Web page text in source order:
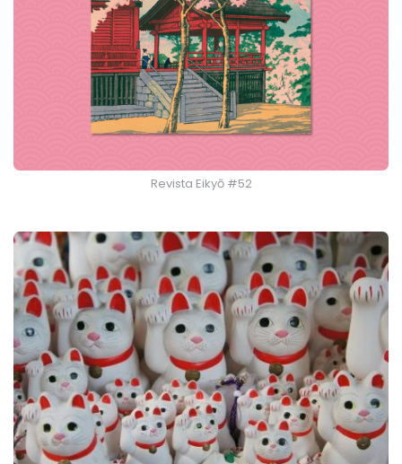
Revista Eikyō #52